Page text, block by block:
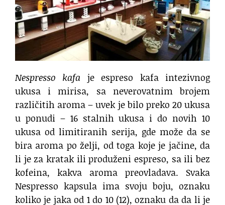
Nespresso kafa je espreso kafa intezivnog
ukusa i mirisa, sa neverovatnim brojem
različitih aroma – uvek je bilo preko 20 ukusa
u ponudi – 16 stalnih ukusa i do novih 10
ukusa od limitiranih serija, gde može da se
bira aroma po želji, od toga koje je jačine, da
li je za kratak ili produženi espreso, sa ili bez
kofeina, kakva aroma preovladava. Svaka
Nespresso kapsula ima svoju boju, oznaku
koliko je jaka od 1 do 10 (12), oznaku da da li je